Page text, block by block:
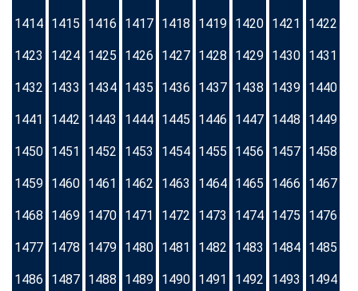
1414 1415 1416 1417 1418 1419 1420 1421 1422
1423 1424 1425 1426 1427 1428 1429 1430 1431
1432 1433 1434 1435 1436 1437 1438 1439 1440
1441 1442 1443 1444 1445 1446 1447 1448 1449
1450 1451 1452 1453 1454 1455 1456 1457 1458
1459 1460 1461 1462 1463 1464 1465 1466 1467
1468 1469 1470 1471 1472 1473 1474 1475 1476
1477 1478 1479 1480 1481 1482 1483 1484 1485
1486 1487 1488 1489 1490 1491 1492 1493 1494